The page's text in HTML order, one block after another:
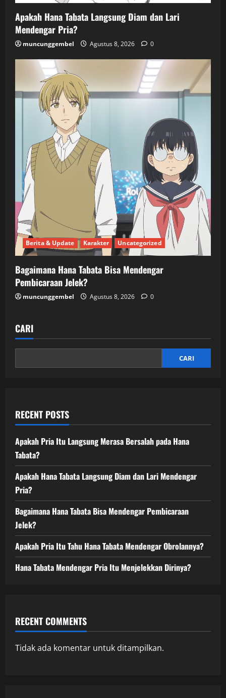
Apakah Hana Tabata Langsung Diam dan Lari
Mendengar Pria?
muncunggembel Agustus 8, 2026 0
Berita & Update Karakter Uncategorized
Bagaimana Hana Tabata Bisa Mendengar
Pembicaraan Jelek?
muncunggembel Agustus 8, 2026 0
CARI
CARI
RECENT POSTS
Apakah Pria Itu Langsung Merasa Bersalah pada Hana
Tabata?
Apakah Hana Tabata Langsung Diam dan Lari Mendengar
Pria?
Bagaimana Hana Tabata Bisa Mendengar Pembicaraan
Jelek?
Apakah Pria Itu Tahu Hana Tabata Mendengar Obrolannya?
Hana Tabata Mendengar Pria Itu Menjelekkan Dirinya?
RECENT COMMENTS
Tidak ada komentar untuk ditampilkan.